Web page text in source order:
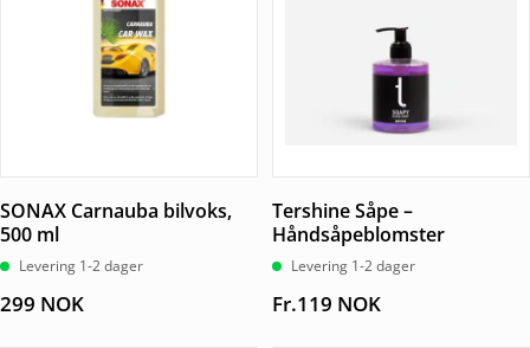
SONAX Carnauba bilvoks,
500 ml
Levering 1-2 dager
299 NOK
Tershine Såpe –
Håndsåpeblomster
Levering 1-2 dager
Fr.119 NOK